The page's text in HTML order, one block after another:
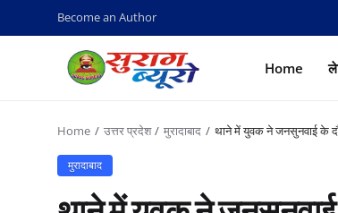
Become an Author
Home
Home उत्तर प्रदेश मुरादाबाद थाने में युवक ने जनसुनवाई के
मुरादाबाद